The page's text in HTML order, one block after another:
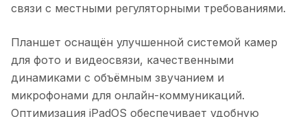
связи с местными регуляторными требованиями.
Планшет оснащён улучшенной системой камер
для фото и видеосвязи, качественными
динамиками с объёмным звучанием и
микрофонами для онлайн-коммуникаций.
Оптимизация iPadOS обеспечивает удобную